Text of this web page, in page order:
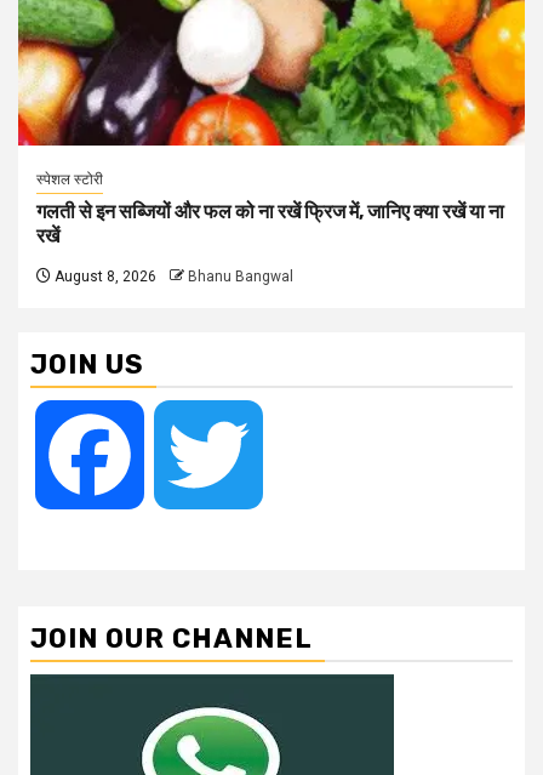
स्पेशल स्टोरी
गलती से इन सब्जियों और फल को ना रखें फ्रिज में, जानिए क्या रखें या ना
रखें
August 8, 2026 Bhanu Bangwal
JOIN US
Facebook
JOIN OUR CHANNEL